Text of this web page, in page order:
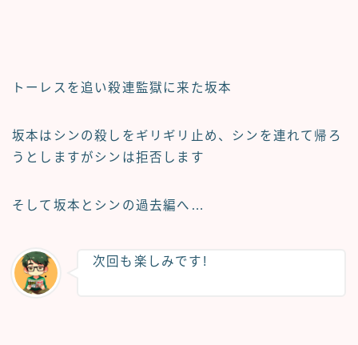
トーレスを追い殺連監獄に来た坂本
坂本はシンの殺しをギリギリ止め、シンを連れて帰ろ
うとしますがシンは拒否します
そして坂本とシンの過去編へ…
次回も楽しみです!